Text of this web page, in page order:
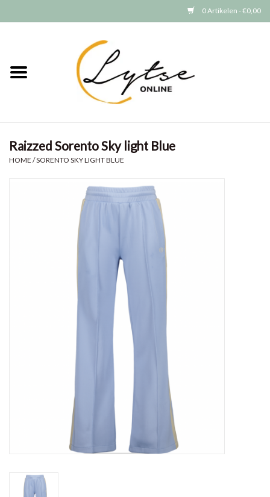
0 Artikelen - €0,00
Meisjes
GRATIS VERZENDEN (vanaf EUR
Raizzed Sorento Sky light Blue
HOME /SORENTO SKY LIGHT BLUE